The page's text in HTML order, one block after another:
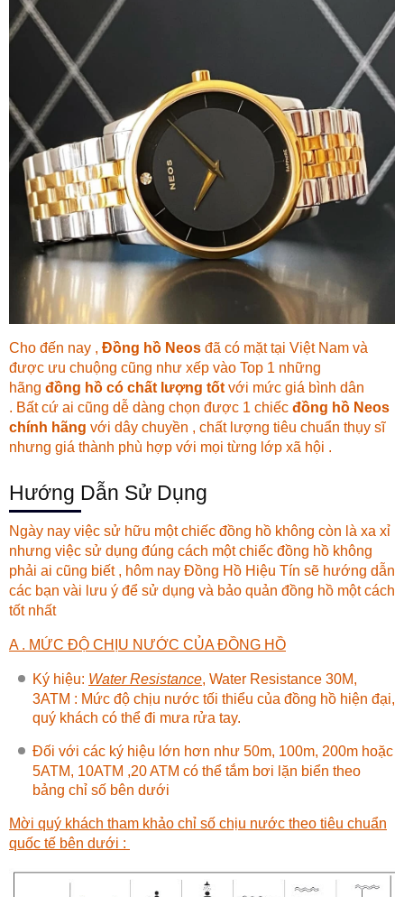
Cho đến nay , Đồng hồ Neos đã có mặt tại Việt Nam và
được ưu chuộng cũng như xếp vào Top 1 những
hãng đồng hồ có chất lượng tốtvới mức giá bình dân
. Bất cứ ai cũng dễ dàng chọn được 1 chiếc đồng hồ Neos
chính hãng với dây chuyền , chất lượng tiêu chuẩn thụy sĩ
nhưng giá thành phù hợp với mọi từng lớp xã hội .
Hướng Dẫn Sử Dụng
Ngày nay việc sử hữu một chiếc đồng hồ không còn là xa xỉ
nhưng việc sử dụng đúng cách một chiếc đồng hồ không
phải ai cũng biết , hôm nay Đồng Hồ Hiệu Tín sẽ hướng dẫn
các bạn vài lưu ý để sử dụng và bảo quản đồng hồ một cách
tốt nhất
A . MỨC ĐỘ CHỊU NƯỚC CỦA ĐỒNG HỒ
Ký hiệu: Water Resistance, Water Resistance 30M,
3ATM : Mức độ chịu nước tối thiểu của đồng hồ hiện đại,
quý khách có thể đi mưa rửa tay.
Đối với các ký hiệu lớn hơn như 50m, 100m, 200m hoặc
5ATM, 10ATM ,20 ATM có thể tắm bơi lặn biển theo
bảng chỉ số bên dưới
Mời quý khách tham khảo chỉ số chịu nước theo tiêu chuẩn
quốc tế bên dưới :